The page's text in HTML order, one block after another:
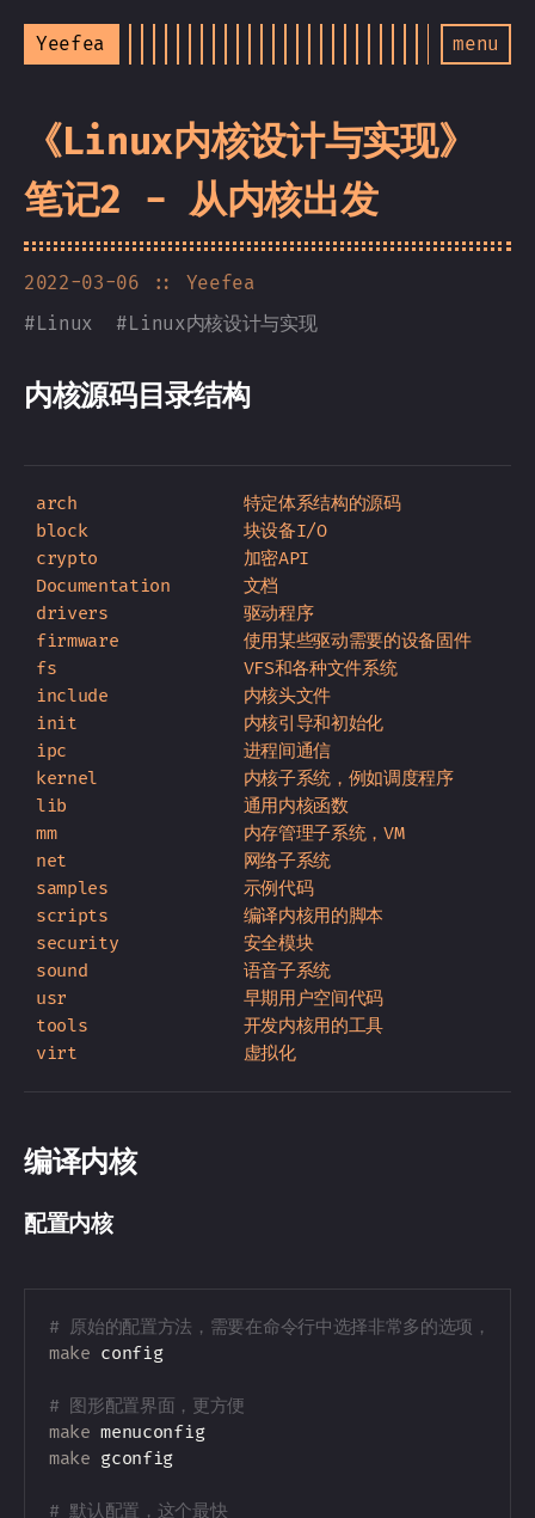
Yeefea menu
《Linux内核设计与实现》
笔记2 - 从内核出发
2022-03-06
:: Yeefea
#Linux #Linux内核设计与实现
内核源码目录结构
arch                特定体系结构的源码
block               块设备I/O
crypto              加密API
Documentation       文档
drivers             驱动程序
firmware            使用某些驱动需要的设备固件
fs                  VFS和各种文件系统
include             内核头文件
init                内核引导和初始化
ipc                 进程间通信
kernel              内核子系统，例如调度程序
lib                 通用内核函数
mm                  内存管理子系统，VM
net                 网络子系统
samples             示例代码
scripts             编译内核用的脚本
security            安全模块
sound               语音子系统
usr                 早期用户空间代码
tools               开发内核用的工具
virt                虚拟化
编译内核
配置内核
# 原始的配置方法，需要在命令行中选择非常多的选项，非常
make config
# 图形配置界面，更方便
make
menuconfig
make gconfig
# 默认配置，这个最快